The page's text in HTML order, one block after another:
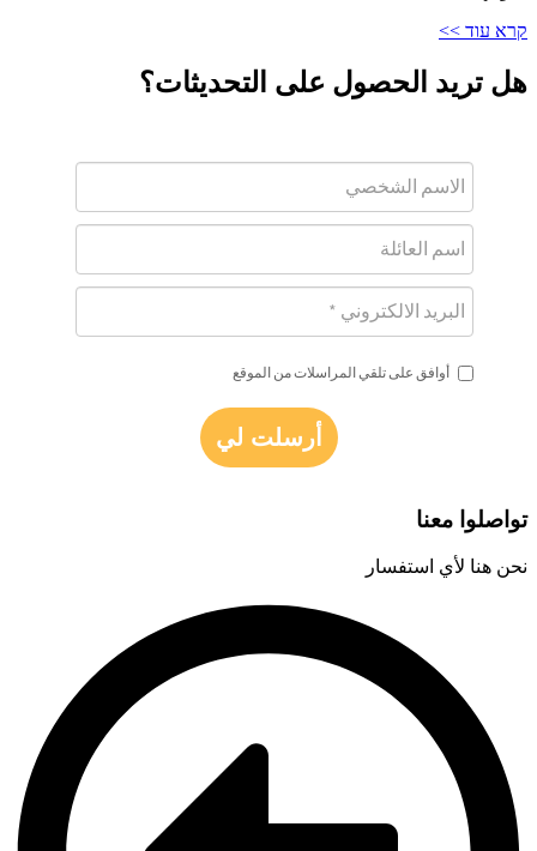
קרא עוד >>
هل تريد الحصول على التحديثات؟
أوافق على تلقي المراسلات من الموقع
أرسلت لي
تواصلوا معنا
نحن هنا لأي استفسار